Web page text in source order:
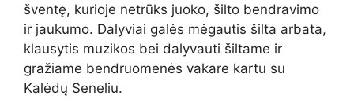
šventę, kurioje netrūks juoko, šilto bendravimo
ir jaukumo. Dalyviai galės mėgautis šilta arbata,
klausytis muzikos bei dalyvauti šiltame ir
gražiame bendruomenės vakare kartu su
Kalėdų Seneliu.